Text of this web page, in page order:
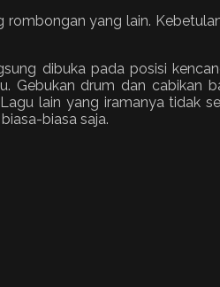
yang lain.
dibuka pada posisi
drum dan cabikan
lain yang iramanya tidak
biasa saja.